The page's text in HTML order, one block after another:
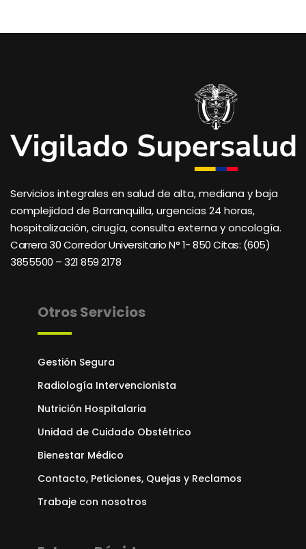
Servicios integrales en salud de alta, mediana y baja
complejidad de Barranquilla, urgencias 24 horas,
hospitalización, cirugía, consulta externa y oncología.
Carrera 30 Corredor Universitario N° 1- 850 Citas: (605)
3855500 – 321 859 2178
Otros Servicios
Gestión Segura
Radiología Intervencionista
Nutrición Hospitalaria
Unidad de Cuidado Obstétrico
Bienestar Médico
Contacto, Peticiones, Quejas y Reclamos
Trabaje con nosotros